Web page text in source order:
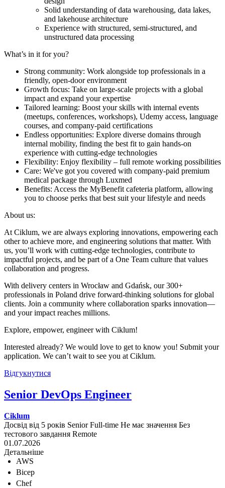
Solid understanding of data warehousing, data lakes,
and lakehouse architecture
Experience with structured, semi-structured, and
unstructured data processing
What’s in it for you?
Strong community: Work alongside top professionals in a
friendly, open-door environment
Growth focus: Take on large-scale projects with a global
impact and expand your expertise
Tailored learning: Boost your skills with internal events
(meetups, conferences, workshops), Udemy access, language
courses, and company-paid certifications
Endless opportunities: Explore diverse domains through
internal mobility, finding the best fit to gain hands-on
experience with cutting-edge technologies
Flexibility: Enjoy flexibility – full remote working possibilities
Care: We've got you covered with company-paid premium
medical package through Luxmed
Benefits: Access the MyBenefit cafeteria platform, allowing
you to choose perks that best suit your lifestyle and needs
About us:
At Ciklum, we are always exploring innovations, empowering each
other to achieve more, and engineering solutions that matter. With
us, you’ll work with cutting-edge technologies, contribute to
impactful projects, and be part of a One Team culture that values
collaboration and progress.
With delivery centers in Wrocław and Gdańsk, our 300+
professionals in Poland drive forward-thinking solutions for global
clients. Join a community where collaboration sparks innovation—
and your impact reaches millions.
Explore, empower, engineer with Ciklum!
Interested already? We would love to get to know you! Submit your
application. We can’t wait to see you at Ciklum.
Відгукнутися
Senior DevOps Engineer
Ciklum
Досвід від 5 років Senior Full-time Не має значення Без
тестового завдання Remote
01.07.2026
Детальніше
AWS
Bicep
Chef